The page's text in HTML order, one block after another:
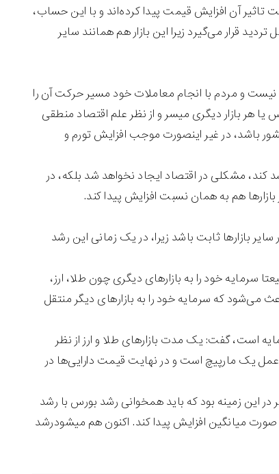
تاثیر آن افزایش قیمت پیدا کرده‌اند و با این حساب،
قرار می‌گیرد زیرا این بازار هم همانند سایر
نیست و مردم با انجام معاملات خود مسیر حرکت آن را
هر بازار دیگری میسر و از نظر علم اقتصاد منطقی
باشد، در غیر اینصورت موجب افزایش تورم و
مشکلی در اقتصاد ایجاد نخواهد شد بلکه، در
هم به همان نسبت افزایش پیدا کند.
بازارها ثابت باشد زیرا، در یک زمانی این رشد
سرمایه خود را به بازارهای دیگری چون طلا، ارز،
که سرمایه خود را به بازارهای دیگر منتقل
است، گفت: یک مدت بازارهای طلا و ارز از نظر
یک مارپیچ است و در نهایت قیمت دارایی‌ها در
این زمینه بود که باید همخوانی رشد بورس با رشد
میانگین افزایش پیدا کند. اکنون هم میشودرشد